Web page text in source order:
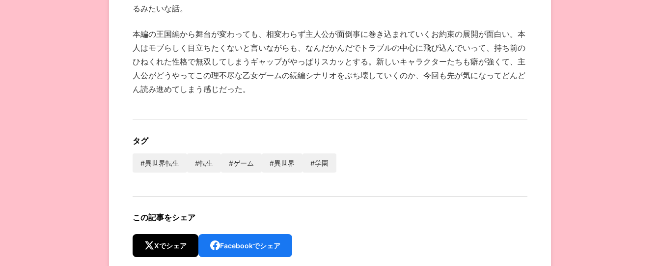
るみたいな話。
本編の王国編から舞台が変わっても、相変わらず主人公が面倒事に巻き込まれていくお約束の展開が面白い。本
人はモブらしく目立ちたくないと言いながらも、なんだかんだでトラブルの中心に飛び込んでいって、持ち前の
ひねくれた性格で無双してしまうギャップがやっぱりスカッとする。新しいキャラクターたちも癖が強くて、主
人公がどうやってこの理不尽な乙女ゲームの続編シナリオをぶち壊していくのか、今回も先が気になってどんど
ん読み進めてしまう感じだった。
タグ
#異世界転生 #転生 #ゲーム #異世界 #学園
この記事をシェア
Xでシェア Facebookでシェア